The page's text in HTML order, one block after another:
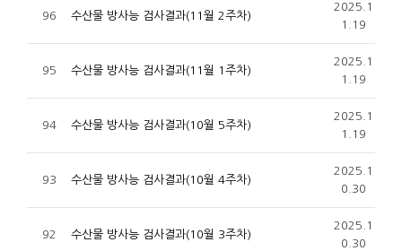
96 수산물 방사능 검사결과(11월 2주차)
2025.1
1.19
95 수산물 방사능 검사결과(11월 1주차)
2025.1
1.19
94 수산물 방사능 검사결과(10월 5주차)
2025.1
1.19
93 수산물 방사능 검사결과(10월 4주차)
2025.1
0.30
92 수산물 방사능 검사결과(10월 3주차)
2025.1
0.30